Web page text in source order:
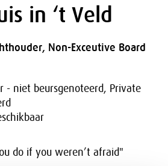
in ‘t Veld
Non-Exceutive Board
- niet beursgenoteerd, Private
do if you weren’t afraid"